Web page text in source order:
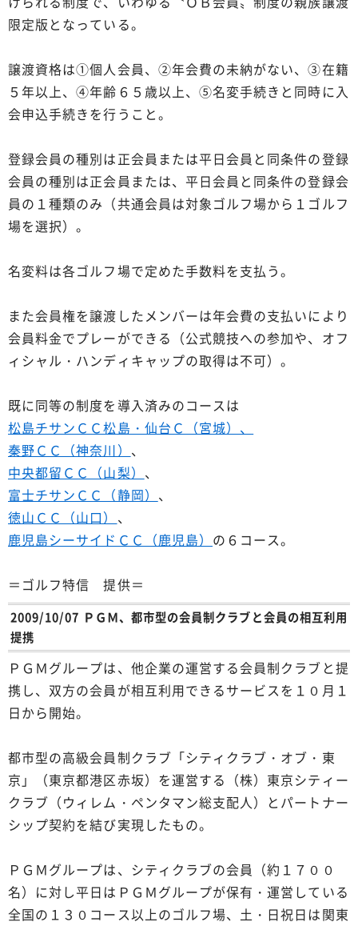
限定版となっている。
譲渡資格は①個人会員、②年会費の未納がない、③在籍
５年以上、④年齢６５歳以上、⑤名変手続きと同時に入
会申込手続きを行うこと。
登録会員の種別は正会員または平日会員と同条件の登録
会員の種別は正会員または、平日会員と同条件の登録会
員の１種類のみ（共通会員は対象ゴルフ場から１ゴルフ
場を選択）。
名変料は各ゴルフ場で定めた手数料を支払う。
また会員権を譲渡したメンバーは年会費の支払いにより
会員料金でプレーができる（公式競技への参加や、オフ
ィシャル・ハンディキャップの取得は不可）。
既に同等の制度を導入済みのコースは
松島チサンＣＣ松島・仙台Ｃ（宮城）、
秦野ＣＣ（神奈川） 、
中央都留ＣＣ（山梨） 、
富士チサンＣＣ（静岡） 、
徳山ＣＣ（山口） 、
鹿児島シーサイドＣＣ（鹿児島） の６コース。
＝ゴルフ特信 提供＝
2009/10/07 ＰＧＭ、都市型の会員制クラブと会員の相互利用
提携
ＰＧＭグループは、他企業の運営する会員制クラブと提
携し、双方の会員が相互利用できるサービスを１０月１
日から開始。
都市型の高級会員制クラブ「シティクラブ・オブ・東
京」（東京都港区赤坂）を運営する（株）東京シティー
クラブ（ウィレム・ペンタマン総支配人）とパートナー
シップ契約を結び実現したもの。
ＰＧＭグループは、シティクラブの会員（約１７００
名）に対し平日はＰＧＭグループが保有・運営している
全国の１３０コース以上のゴルフ場、土・日祝日は関東